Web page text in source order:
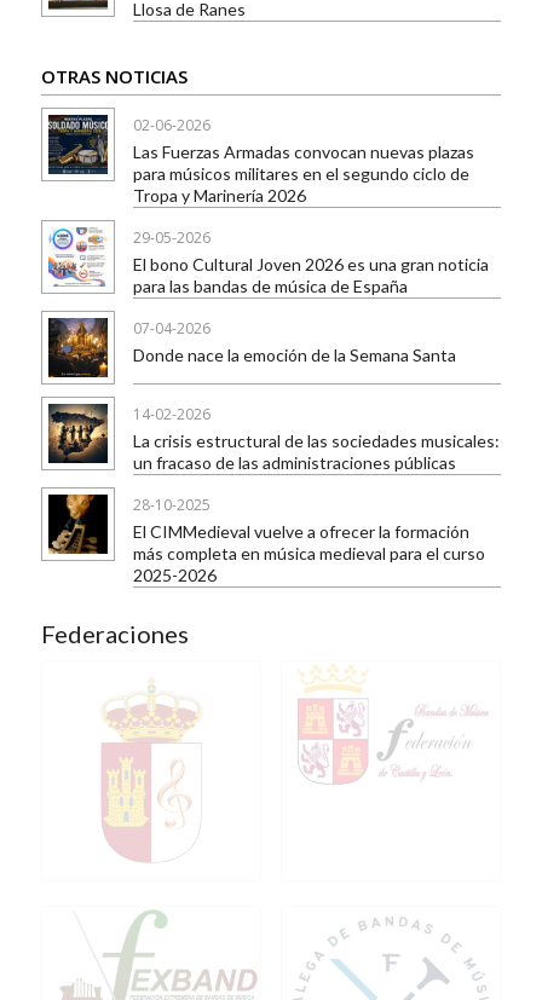
Llosa de Ranes
OTRAS NOTICIAS
02-06-2026
Las Fuerzas Armadas convocan nuevas plazas
para músicos militares en el segundo ciclo de
Tropa y Marinería 2026
29-05-2026
El bono Cultural Joven 2026 es una gran noticia
para las bandas de música de España
07-04-2026
Donde nace la emoción de la Semana Santa
14-02-2026
La crisis estructural de las sociedades musicales:
un fracaso de las administraciones públicas
28-10-2025
El CIMMedieval vuelve a ofrecer la formación
más completa en música medieval para el curso
2025-2026
Federaciones